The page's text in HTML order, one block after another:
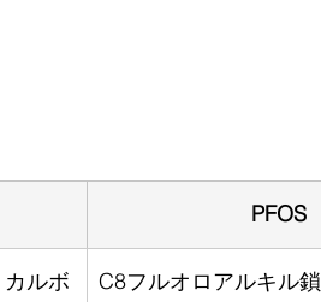
PFOS
ルボ
C8フルオロアルキル